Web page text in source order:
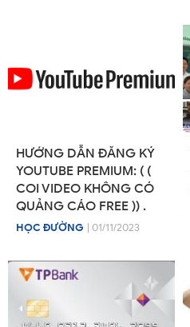
HƯỚNG DẪN ĐĂNG KÝ
YOUTUBE PREMIUM: ( (
COI VIDEO KHÔNG CÓ
QUẢNG CÁO FREE )) .
HỌC ĐƯỜNG | 01/11/2023